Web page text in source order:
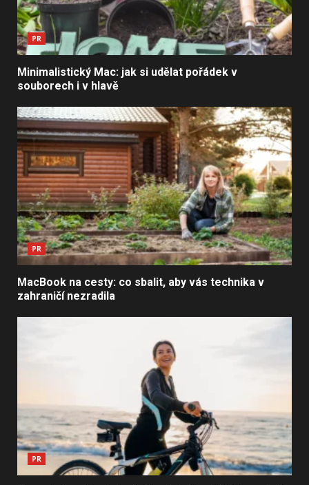
PR
Minimalistický Mac: jak si udělat pořádek v
souborech i v hlavě
PR
MacBook na cesty: co sbalit, aby vás technika v
zahraničí nezradila
PR